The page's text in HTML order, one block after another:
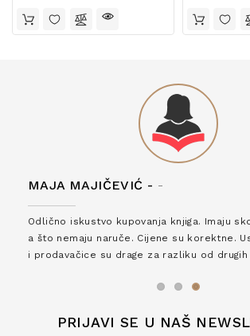
MAJA MAJIČEVIĆ - -
Odlično iskustvo kupovanja knjiga. Imaju
a što nemaju naruče. Cijene su korektne.
i prodavačice su drage za razliku od drugih
PRIJAVI SE U NAŠ